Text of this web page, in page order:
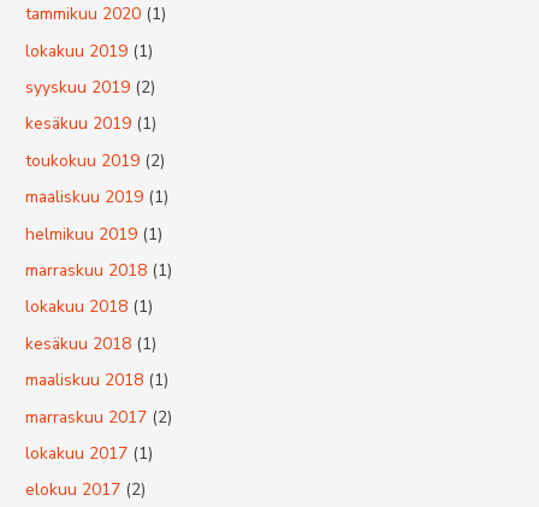
tammikuu 2020 (1)
lokakuu 2019 (1)
syyskuu 2019 (2)
kesäkuu 2019 (1)
toukokuu 2019 (2)
maaliskuu 2019 (1)
helmikuu 2019 (1)
marraskuu 2018 (1)
lokakuu 2018 (1)
kesäkuu 2018 (1)
maaliskuu 2018 (1)
marraskuu 2017 (2)
lokakuu 2017 (1)
elokuu 2017 (2)